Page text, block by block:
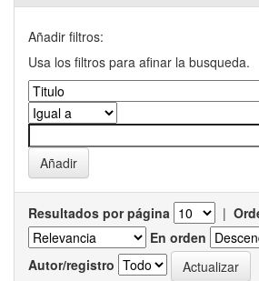
Añadir filtros:
Usa los filtros para afinar la busqueda.
Resultados por página |
En orden
Autor/registro